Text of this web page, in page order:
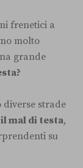
frenetici a
molto
grande
strade
mal di testa,
su